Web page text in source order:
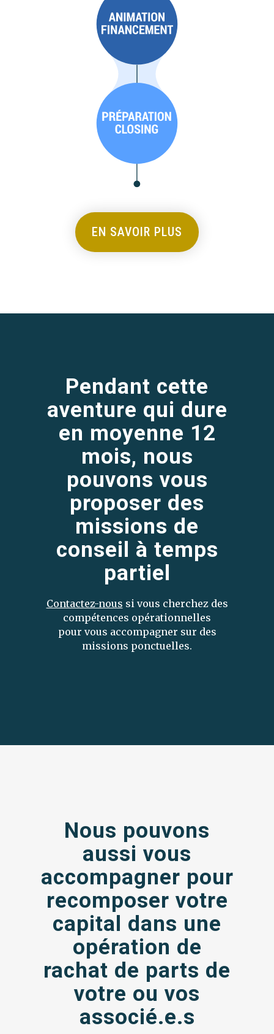
EN SAVOIR PLUS
Pendant cette
aventure qui dure
en moyenne 12
mois, nous
pouvons vous
proposer des
missions de
conseil à temps
partiel
Contactez-nous si vous cherchez des
compétences opérationnelles
pour vous accompagner sur des
missions ponctuelles.
Nous pouvons
aussi vous
accompagner pour
recomposer votre
capital dans une
opération de
rachat de parts de
votre ou vos
associé.e.s